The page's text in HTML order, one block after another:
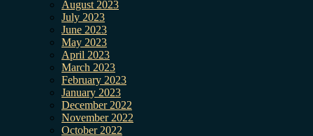
August 2023
July 2023
June 2023
May 2023
April 2023
March 2023
February 2023
January 2023
December 2022
November 2022
October 2022